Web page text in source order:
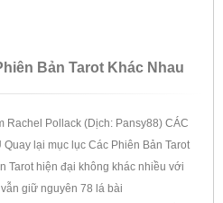
Bản Tarot Khác Nhau
Rachel Pollack (Dịch: Pansy88) CÁC
Quay lại mục lục Các Phiên Bản Tarot
Tarot hiện đại không khác nhiều với
giữ nguyên 78 lá bài